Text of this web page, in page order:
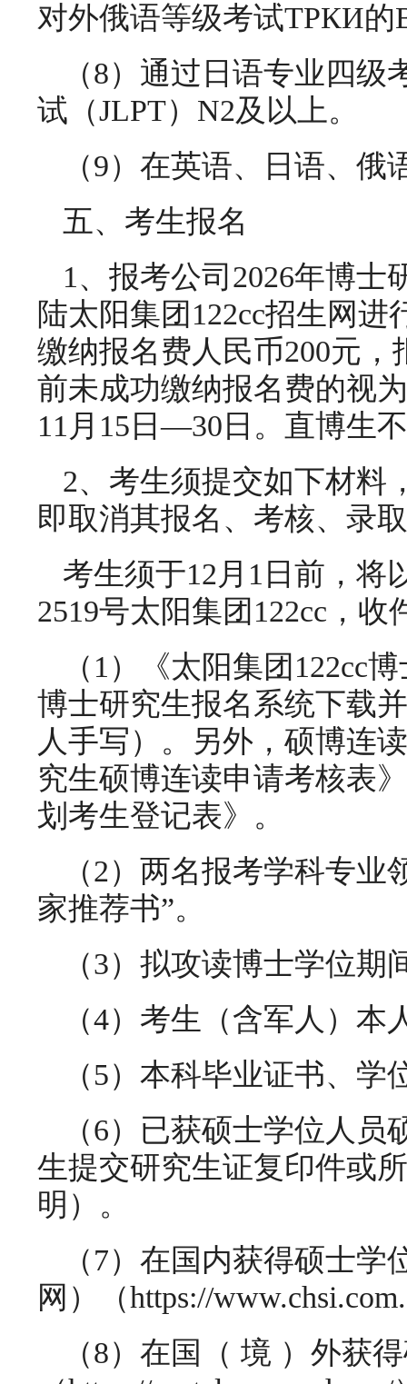
对外俄语等级考试ТРКИ的
（8）通过日语专业四
试（JLPT）N2及以上。
（9）在英语、日语、
五、考生报名
1、报考公司2026年博士
陆太阳集团122cc招生网进
缴纳报名费人民币200元
前未成功缴纳报名费的视
11月15日—30日。直博生
2、考生须提交如下材料
即取消其报名、考核、录
考生须于12月1日前，将
2519号太阳集团122cc，收
（1）《太阳集团122cc
博士研究生报名系统下载
人手写）。另外，硕博连
究生硕博连读申请考核表
划考生登记表》。
（2）两名报考学科专
家推荐书”。
（3）拟攻读博士学位
（4）考生（含军人）
（5）本科毕业证书、学
（6）已获硕士学位人
生提交研究生证复印件或
明）。
（7）在国内获得硕士
网）（https://
（8）在国（ 境 ）外获